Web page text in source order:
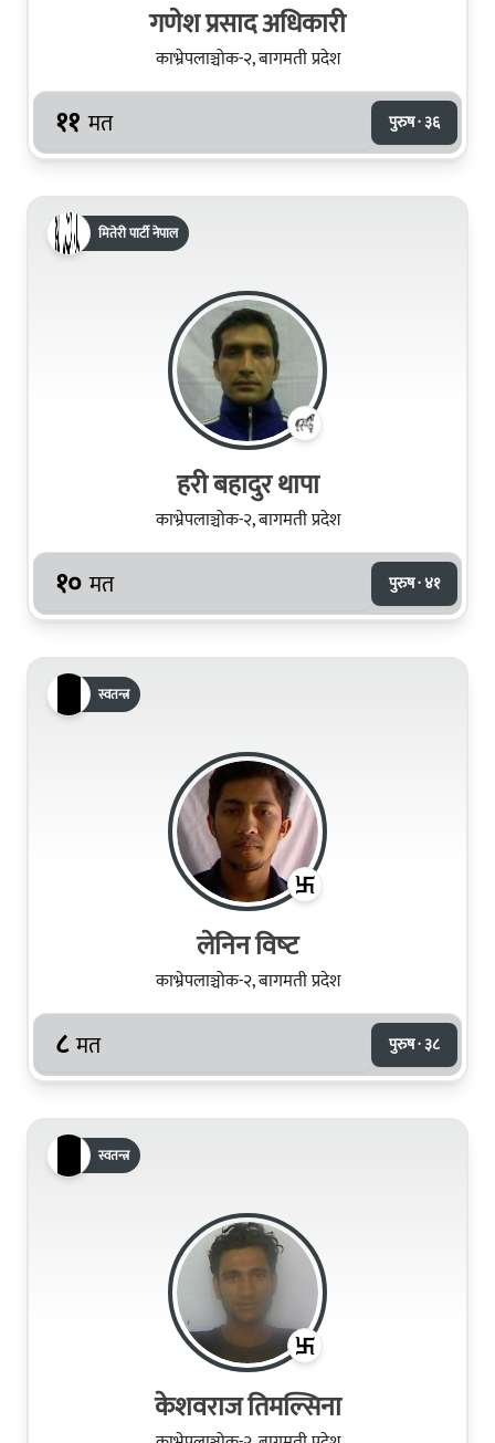
गणेश प्रसाद अधिकारी
काभ्रेपलाञ्चोक-२, बागमती प्रदेश
११ मत पुरुष · ३६
मितेरी पार्टी नेपाल
हरी बहादुर थापा
काभ्रेपलाञ्चोक-२, बागमती प्रदेश
१० मत पुरुष · ४१
स्वतन्त्र
लेनिन विष्‍ट
काभ्रेपलाञ्चोक-२, बागमती प्रदेश
८ मत पुरुष · ३८
स्वतन्त्र
केशवराज तिमल्सिना